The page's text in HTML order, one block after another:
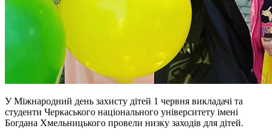
У Міжнародний день захисту дітей 1 червня викладачі та
студенти Черкаського національного університету імені
Богдана Хмельницького провели низку заходів для дітей.